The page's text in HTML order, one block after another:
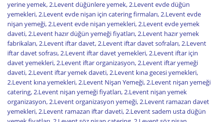
yerine yemek,2.Levent düğünlere yemek,2.Levent evde düğün
yemekleri,2.Levent evde nişan için catering firmaları,2.Levent evde
nişan yemeği,2.Levent evde nişan yemekleri,2.Levent evde yemek
daveti,2.Levent hazır düğün yemeği fiyatları,2.Levent hazır yemek
fabrikaları,2.Levent iftar davet,2.Levent iftar davet sofraları,2.Levent
iftar davet sofrası,2.Levent iftar davet yemekleri,2.Levent iftar için
davet yemekleri,2.Levent iftar organizasyon,2.Levent iftar yemeği
daveti,2.Levent iftar yemek daveti,2.Levent kına gecesi yemekleri,
2.Levent kına yemekleri,2.Levent Nişan Yemeği,2.Levent nişan yemeği
catering,2.Levent nişan yemeği fiyatları,2.Levent nişan yemek
organizasyon,2.Levent organizasyon yemeği,2.Levent ramazan davet
yemekleri,2.Levent ramazan iftar daveti,2.Levent sadem usta düğün